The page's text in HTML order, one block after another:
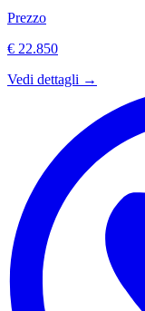
Prezzo
€ 22.850
Vedi dettagli →